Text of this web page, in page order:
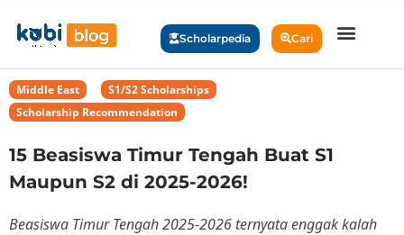
Scholarpedia Cari
Middle East S1/S2 Scholarships
Scholarship Recommendation
15 Beasiswa Timur Tengah Buat S1
Maupun S2 di 2025-2026!
Beasiswa Timur Tengah 2025-2026 ternyata enggak kalah